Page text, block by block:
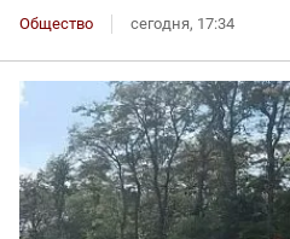
Общество сегодня, 17:34